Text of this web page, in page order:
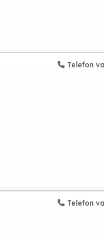
Telefon
Telefon